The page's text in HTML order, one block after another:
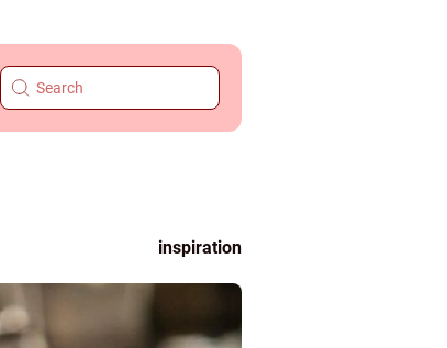
inspiration